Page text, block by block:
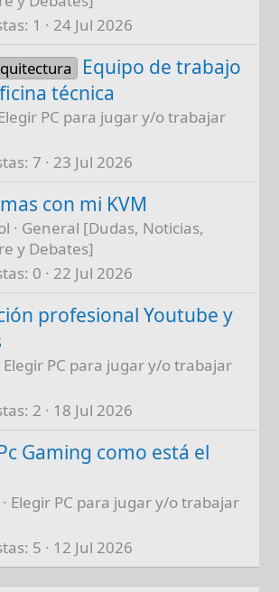
1 24 Jul 2026
Equipo de trabajo
técnica
PC para jugar y/o trabajar
7 23 Jul 2026
con mi KVM
General [Dudas, Noticias,
y Debates]
0 22 Jul 2026
profesional Youtube y
Elegir PC para jugar y/o trabajar
2 18 Jul 2026
Gaming como está el
Elegir PC para jugar y/o trabajar
5 12 Jul 2026